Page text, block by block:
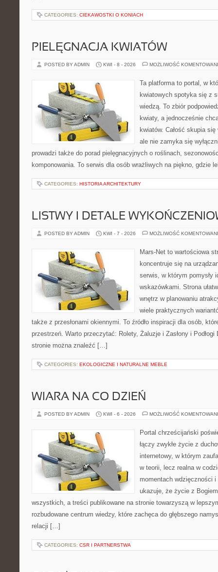
CATEGORIES: CIEKAWOSTKI O KONIACH
PIELĘGNACJA KWIATÓW
POSTED BY ADMIN KWI - 8 - 2026 MOŻLIWOŚĆ
Ta platforma to portal, w
kwiatowych spotyka się z
wiedzą. To zbiór
kwiaty, a jednocześnie
kwiatów. Całość skupia
ale nie zamyka się
prowadzi także do porad pielęgnacyjnych o roślinach,
komponowania. To serwis dla osób wrażliwych na piękno, gdzie
CATEGORIES: HISTORIA ARCHITEKTURY
LISTWY I DETALE
POSTED BY ADMIN KWI - 7 - 2026 MOŻLIWOŚĆ
Mars-Net to wartościowa
koncentruje się na
serwis, w którym pomysły
wskazówkami. Strona
wnętrz w planowaniu
wiele praktycznych
także z przesłonami okiennymi. To źródło inspiracji dla osób,
przestrzeń. Warto przeczytać: Rolety, Żaluzje i Zasłony i Podłogi
stronie można znaleźć […]
CATEGORIES: EKOLOGICZNE I NATURALNE MEBLE
WIARA NA CO DZIEŃ
POSTED BY ADMIN KWI - 6 - 2026 MOŻLIWOŚĆ
Portal chrześcijański
łączy zwykłe życie z
internetowy, w którym
w teorii, lecz realna w
momentach wdzięczności
ukazuje, że życie z
wszystkich, a treści publikowane na stronie towarzyszą w
rozbudowane centrum wiedzy, które zachęca do głębszego
relacji […]
CATEGORIES: CSR I PARTNERSTWA